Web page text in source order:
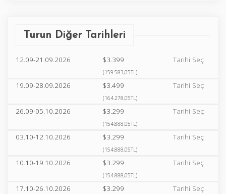
Turun Diğer Tarihleri
12.09-21.09.2026 $3.399
(159.583,05TL)
Tarihi Seç
19.09-28.09.2026 $3.499
(164.278,05TL)
Tarihi Seç
26.09-05.10.2026 $3.299
(154.888,05TL)
Tarihi Seç
03.10-12.10.2026 $3.299
(154.888,05TL)
Tarihi Seç
10.10-19.10.2026 $3.299
(154.888,05TL)
Tarihi Seç
17.10-26.10.2026 $3.299 Tarihi Seç